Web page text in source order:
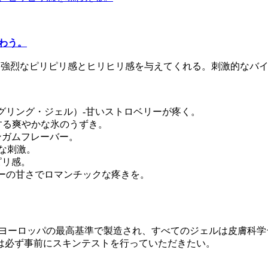
う。
烈なピリピリ感とヒリヒリ感を与えてくれる。刺激的なバ
リング・ジェル）-甘いストロベリーが疼く。
爽やかな氷のうずき。
ムフレーバー。
刺激。
感。
の甘さでロマンチックな疼きを。
ロッパの最高基準で製造され、すべてのジェルは皮膚科
ず事前にスキンテストを行っていただきたい。